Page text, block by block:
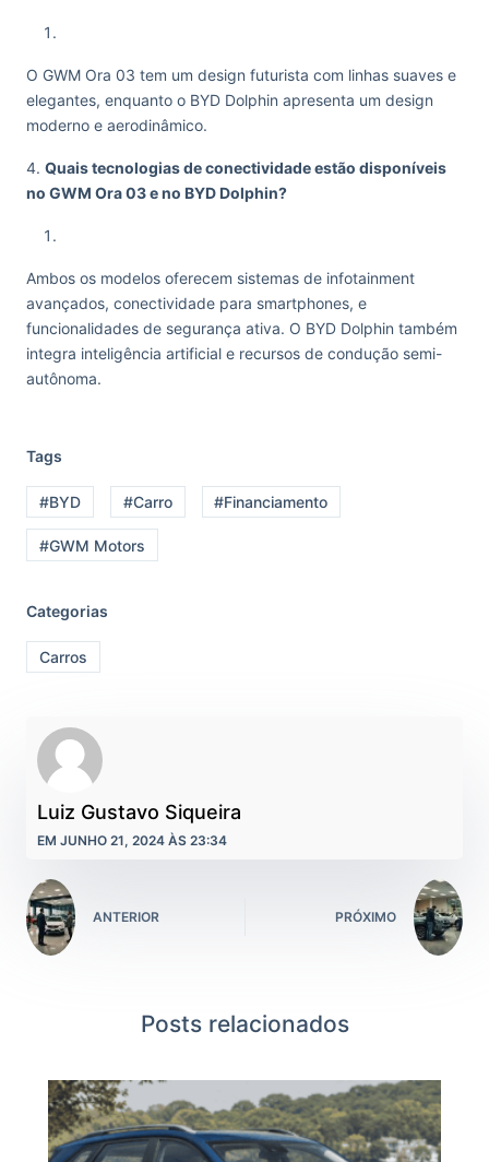
O GWM Ora 03 tem um design futurista com linhas suaves e
elegantes, enquanto o BYD Dolphin apresenta um design
moderno e aerodinâmico.
4. Quais tecnologias de conectividade estão disponíveis
no GWM Ora 03 e no BYD Dolphin?
Ambos os modelos oferecem sistemas de infotainment
avançados, conectividade para smartphones, e
funcionalidades de segurança ativa. O BYD Dolphin também
integra inteligência artificial e recursos de condução semi-
autônoma.
Tags
#BYD #Carro #Financiamento
#GWM Motors
Categorias
Carros
Luiz Gustavo Siqueira
EM JUNHO 21, 2024 ÀS 23:34
ANTERIOR PRÓXIMO
Posts relacionados